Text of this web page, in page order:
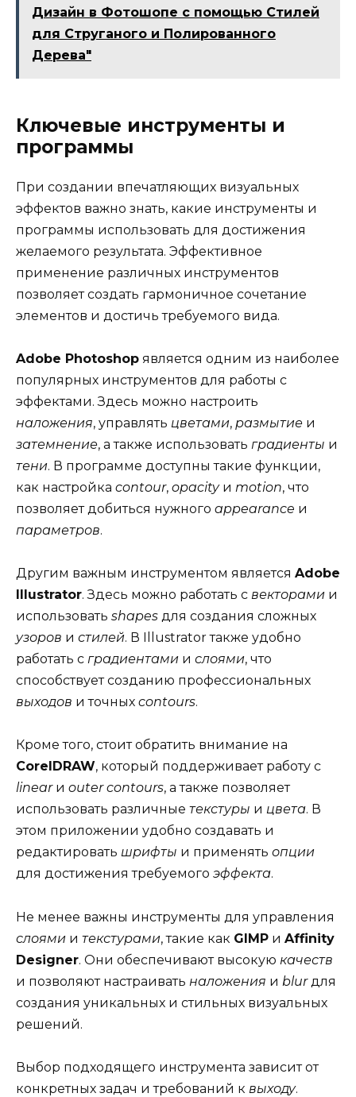
Дизайн в Фотошопе с помощью Стилей
для Струганого и Полированного
Дерева"
Ключевые инструменты и
программы
При создании впечатляющих визуальных
эффектов важно знать, какие инструменты и
программы использовать для достижения
желаемого результата. Эффективное
применение различных инструментов
позволяет создать гармоничное сочетание
элементов и достичь требуемого вида.
Adobe Photoshop является одним из наиболее
популярных инструментов для работы с
эффектами. Здесь можно настроить
наложения, управлять цветами, размытие и
затемнение, а также использовать градиенты и
тени. В программе доступны такие функции,
как настройка contour, opacityи motion, что
позволяет добиться нужного appearance и
параметров.
Другим важным инструментом является Adobe
Illustrator. Здесь можно работать с векторами и
использовать shapes для создания сложных
узоров и стилей. В Illustrator также удобно
работать с градиентами и слоями, что
способствует созданию профессиональных
выходов и точных contours.
Кроме того, стоит обратить внимание на
CorelDRAW, который поддерживает работу с
linearи outer contours, а также позволяет
использовать различные текстуры и цвета. В
этом приложении удобно создавать и
редактировать шрифты и применять опции
для достижения требуемого эффекта.
Не менее важны инструменты для управления
слоями и текстурами, такие как GIMP и Affinity
Designer. Они обеспечивают высокую качеств
и позволяют настраивать наложения и blurдля
создания уникальных и стильных визуальных
решений.
Выбор подходящего инструмента зависит от
конкретных задач и требований к выходу.